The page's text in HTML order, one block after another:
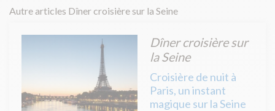
Autre articles Dîner croisière sur la Seine
Dîner croisière sur
la Seine
Croisière de nuit à
Paris, un instant
magique sur la Seine